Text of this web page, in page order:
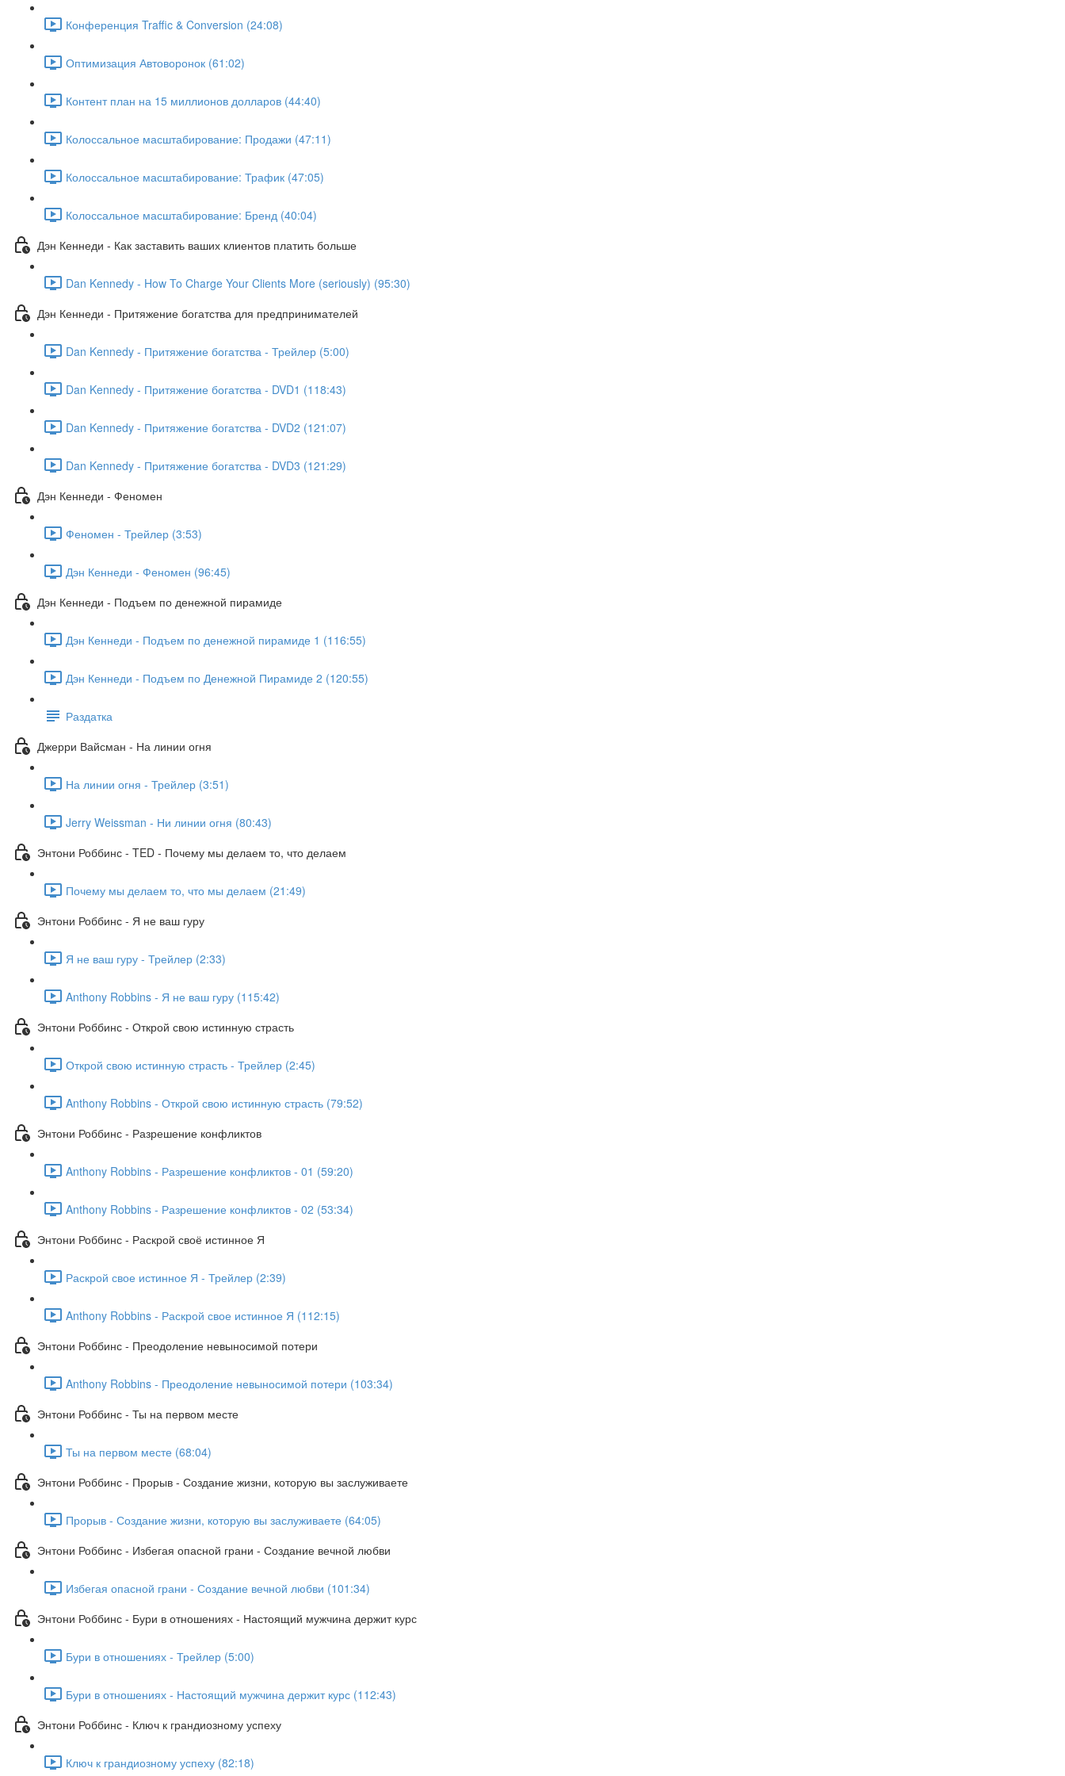
Конференция Traffic & Conversion (24:08)
Оптимизация Автоворонок (61:02)
Контент план на 15 миллионов долларов (44:40)
Колоссальное масштабирование: Продажи (47:11)
Колоссальное масштабирование: Трафик (47:05)
Колоссальное масштабирование: Бренд (40:04)
Дэн Кеннеди - Как заставить ваших клиентов платить больше
Dan Kennedy - How To Charge Your Clients More (seriously) (95:30)
Дэн Кеннеди - Притяжение богатства для предпринимателей
Dan Kennedy - Притяжение богатства - Трейлер (5:00)
Dan Kennedy - Притяжение богатства - DVD1 (118:43)
Dan Kennedy - Притяжение богатства - DVD2 (121:07)
Dan Kennedy - Притяжение богатства - DVD3 (121:29)
Дэн Кеннеди - Феномен
Феномен - Трейлер (3:53)
Дэн Кеннеди - Феномен (96:45)
Дэн Кеннеди - Подъем по денежной пирамиде
Дэн Кеннеди - Подъем по денежной пирамиде 1 (116:55)
Дэн Кеннеди - Подъем по Денежной Пирамиде 2 (120:55)
Раздатка
Джерри Вайсман - На линии огня
На линии огня - Трейлер (3:51)
Jerry Weissman - Ни линии огня (80:43)
Энтони Роббинс - TED - Почему мы делаем то, что делаем
Почему мы делаем то, что мы делаем (21:49)
Энтони Роббинс - Я не ваш гуру
Я не ваш гуру - Трейлер (2:33)
Anthony Robbins - Я не ваш гуру (115:42)
Энтони Роббинс - Открой свою истинную страсть
Открой свою истинную страсть - Трейлер (2:45)
Anthony Robbins - Открой свою истинную страсть (79:52)
Энтони Роббинс - Разрешение конфликтов
Anthony Robbins - Разрешение конфликтов - 01 (59:20)
Anthony Robbins - Разрешение конфликтов - 02 (53:34)
Энтони Роббинс - Раскрой своё истинное Я
Раскрой свое истинное Я - Трейлер (2:39)
Anthony Robbins - Раскрой свое истинное Я (112:15)
Энтони Роббинс - Преодоление невыносимой потери
Anthony Robbins - Преодоление невыносимой потери (103:34)
Энтони Роббинс - Ты на первом месте
Ты на первом месте (68:04)
Энтони Роббинс - Прорыв - Создание жизни, которую вы заслуживаете
Прорыв - Создание жизни, которую вы заслуживаете (64:05)
Энтони Роббинс - Избегая опасной грани - Создание вечной любви
Избегая опасной грани - Создание вечной любви (101:34)
Энтони Роббинс - Бури в отношениях - Настоящий мужчина держит курс
Бури в отношениях - Трейлер (5:00)
Бури в отношениях - Настоящий мужчина держит курс (112:43)
Энтони Роббинс - Ключ к грандиозному успеху
Ключ к грандиозному успеху (82:18)